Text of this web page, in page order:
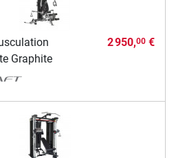
Graphite
2 950,00€